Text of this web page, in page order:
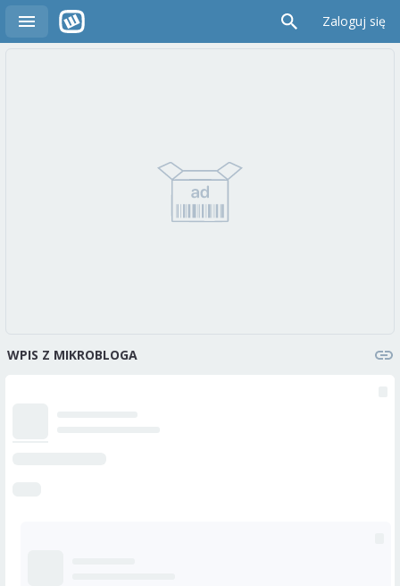
Zaloguj się
WPIS Z MIKROBLOGA